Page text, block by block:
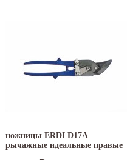
30.04.2025
ножницы ERDI D17A
рычажные идеальные правые